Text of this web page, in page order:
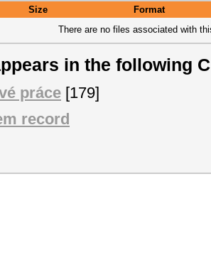
Size
Format
There are no files associated with
in the following
práce [179]
record